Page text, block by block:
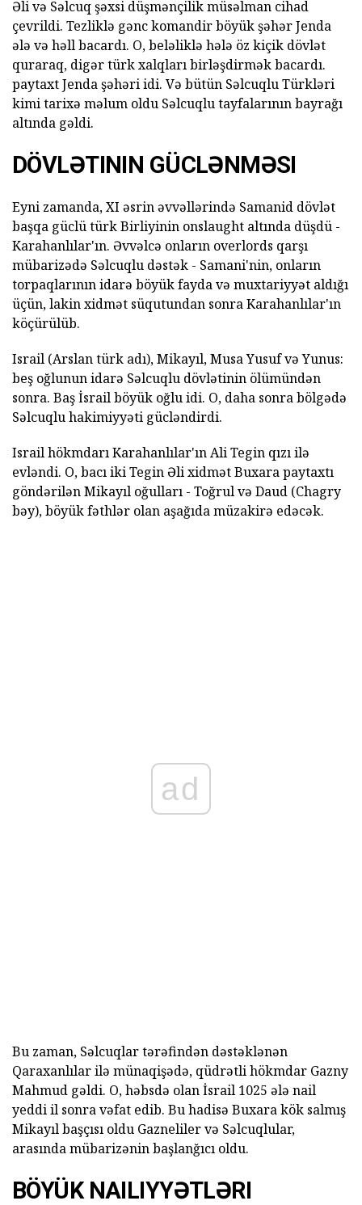
Əli və Səlcuq şəxsi düşmənçilik müsəlman cihad
çevrildi. Tezliklə gənc komandir böyük şəhər Jenda
ələ və həll bacardı. O, beləliklə hələ öz kiçik dövlət
quraraq, digər türk xalqları birləşdirmək bacardı.
paytaxt Jenda şəhəri idi. Və bütün Səlcuqlu Türkləri
kimi tarixə məlum oldu Səlcuqlu tayfalarının bayrağı
altında gəldi.
DÖVLƏTININ GÜCLƏNMƏSI
Eyni zamanda, XI əsrin əvvəllərində Samanid dövlət
başqa güclü türk Birliyinin onslaught altında düşdü -
Karahanlılar'ın. Əvvəlcə onların overlords qarşı
mübarizədə Səlcuqlu dəstək - Samani'nin, onların
torpaqlarının idarə böyük fayda və muxtariyyət aldığı
üçün, lakin xidmət süqutundan sonra Karahanlılar'ın
köçürülüb.
Israil (Arslan türk adı), Mikayıl, Musa Yusuf və Yunus:
beş oğlunun idarə Səlcuqlu dövlətinin ölümündən
sonra. Baş İsrail böyük oğlu idi. O, daha sonra bölgədə
Səlcuqlu hakimiyyəti gücləndirdi.
Israil hökmdarı Karahanlılar'ın Ali Tegin qızı ilə
evləndi. O, bacı iki Tegin Əli xidmət Buxara paytaxtı
göndərilən Mikayıl oğulları - Toğrul və Daud (Chagry
bəy), böyük fəthlər olan aşağıda müzakirə edəcək.
ad
Bu zaman, Səlcuqlar tərəfindən dəstəklənən
Qaraxanlılar ilə münaqişədə, qüdrətli hökmdar Gazny
Mahmud gəldi. O, həbsdə olan İsrail 1025 ələ nail
yeddi il sonra vəfat edib. Bu hadisə Buxara kök salmış
Mikayıl başçısı oldu Gazneliler və Səlcuqlular,
arasında mübarizənin başlanğıcı oldu.
BÖYÜK NAILIYYƏTLƏRI